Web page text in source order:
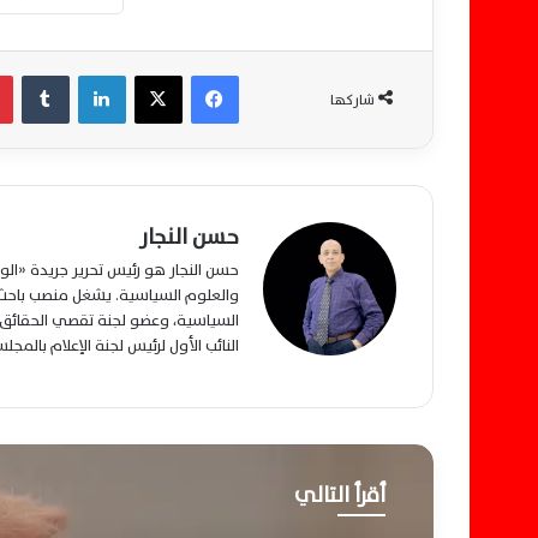
شاركها
فيسبوك ‫X لينكدإن
حسن النجار
حسن النجار هو رئيس تحرير جريدة
والعلوم السياسية. يشغل منصب
السياسية، وعضو لجنة تقصي
النائب الأول لرئيس لجنة الإعلام
أقرأ التالي